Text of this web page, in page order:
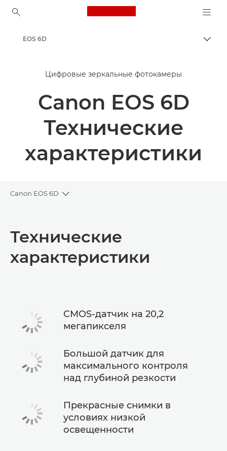
Canon Logo, back to
EOS 6D
Цифровые зеркальные фотокамеры
Canon EOS 6D
Технические
характеристики
Canon EOS 6D
Toggle breadcrumbs
Технические характеристики
Технические
характеристики
CMOS-датчик на 20,2
мегапикселя
Большой датчик для
максимального контроля
над глубиной резкости
Прекрасные снимки в
условиях низкой
освещенности